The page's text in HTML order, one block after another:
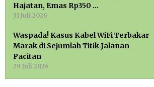
Hajatan, Emas Rp350 …
31 Juli 2026
Waspada! Kasus Kabel WiFi Terbakar
Marak di Sejumlah Titik Jalanan
Pacitan
29 Juli 2026